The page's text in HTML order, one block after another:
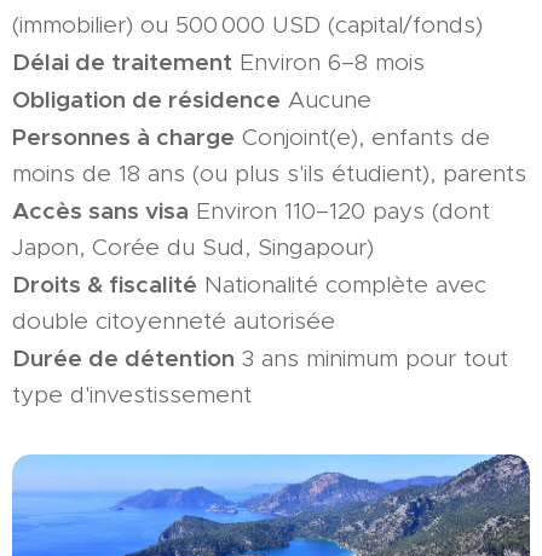
(immobilier) ou 500 000 USD (capital/fonds)
Délai de traitement Environ 6–8 mois
Obligation de résidence Aucune
Personnes à charge Conjoint(e), enfants de
moins de 18 ans (ou plus s'ils étudient), parents
Accès sans visa Environ 110–120 pays (dont
Japon, Corée du Sud, Singapour)
Droits & fiscalité Nationalité complète avec
double citoyenneté autorisée
Durée de détention 3 ans minimum pour tout
type d'investissement